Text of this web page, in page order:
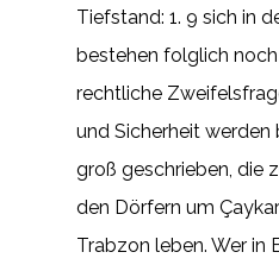
Tiefstand: 1. 9 sich in
bestehen folglich
rechtliche
und Sicherheit werden
groß geschrieben, die
den Dörfern um
Trabzon leben. Wer in